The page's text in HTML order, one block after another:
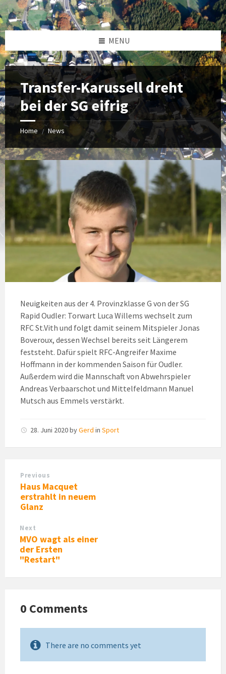
MENU
Transfer-Karussell dreht
bei der SG eifrig
Home / News
Neuigkeiten aus der 4. Provinzklasse G von der SG
Rapid Oudler: Torwart Luca Willems wechselt zum
RFC St.Vith und folgt damit seinem Mitspieler Jonas
Boveroux, dessen Wechsel bereits seit Längerem
feststeht. Dafür spielt RFC-Angreifer Maxime
Hoffmann in der kommenden Saison für Oudler.
Außerdem wird die Mannschaft von Abwehrspieler
Andreas Verbaarschot und Mittelfeldmann Manuel
Mutsch aus Emmels verstärkt.
28. Juni 2020byGerd in Sport
Previous
Haus Macquet
erstrahlt in neuem
Glanz
Next
MVO wagt als einer
der Ersten
"Restart"
0 Comments
There are no comments yet